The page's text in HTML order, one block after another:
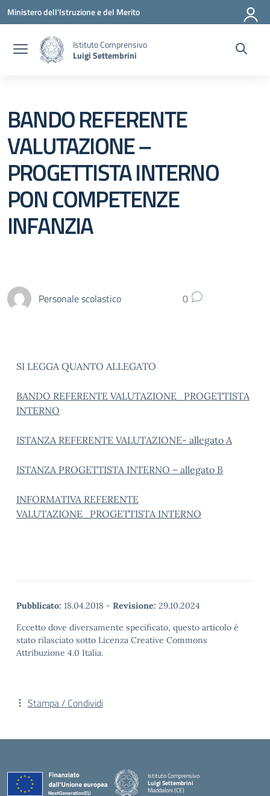
Vai ai contenuti
Vai al menu di navigazione
Vai al footer
Ministero dell'Istruzione e del Merito
Istituto Comprensivo
Luigi Settembrini
BANDO REFERENTE
VALUTAZIONE –
PROGETTISTA INTERNO
PON COMPETENZE
INFANZIA
Personale scolastico 0
SI LEGGA QUANTO ALLEGATO
BANDO REFERENTE VALUTAZIONE_PROGETTISTA
INTERNO
ISTANZA REFERENTE VALUTAZIONE- allegato A
ISTANZA PROGETTISTA INTERNO – allegato B
INFORMATIVA REFERENTE
VALUTAZIONE_PROGETTISTA INTERNO
Pubblicato: 18.04.2018 - Revisione: 29.10.2024
Eccetto dove diversamente specificato, questo articolo è
stato rilasciato sotto Licenza Creative Commons
Attribuzione 4.0 Italia.
Stampa / Condividi
Istituto Comprensivo
Luigi Settembrini
Maddaloni (CE)